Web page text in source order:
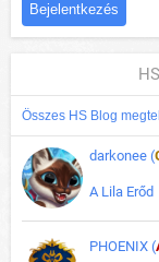
Összes HS Blog
darkonee (
A Lila Erőd
PHOENIX (